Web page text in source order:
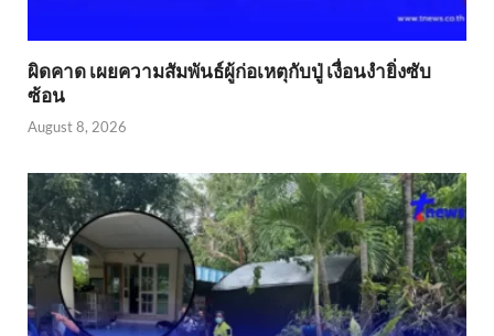
ผิดคาด เผยความสัมพันธ์ผู้ก่อเหตุกับปู่ เงื่อนงำยิ่งซับ
ซ้อน
August 8, 2026